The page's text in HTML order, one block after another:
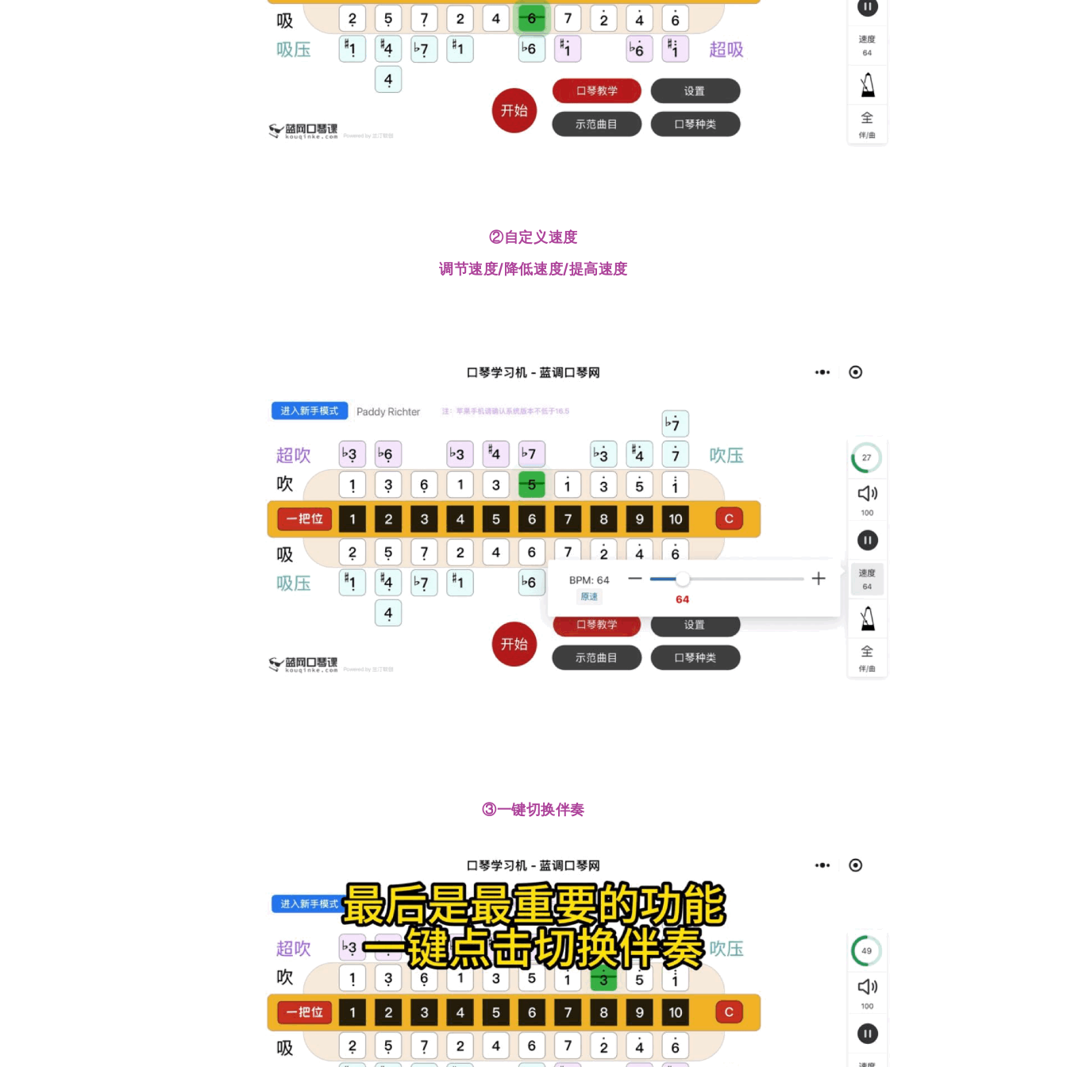
②自定义速度
调节速度/降低速度/提高速度
③一键切换伴奏